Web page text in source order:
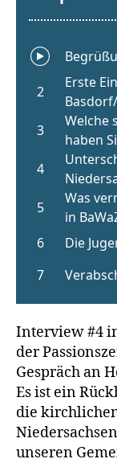
Interview #4
der
Gespräch an
Es ist ein
die
unseren